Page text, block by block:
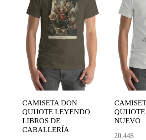
17,59$
CAMISETA DON
QUIJOTE LEYENDO
LIBROS DE
CABALLERÍA
NUEVO
20,44$